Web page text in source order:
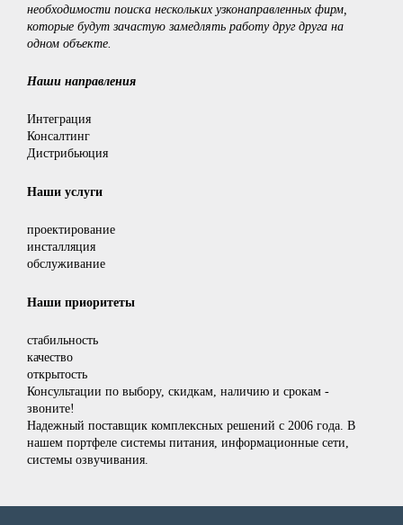
необходимости поиска нескольких узконаправленных фирм,
которые будут зачастую замедлять работу друг друга на
одном объекте.
Наши направления
Интеграция
Консалтинг
Дистрибьюция
Наши услуги
проектирование
инсталляция
обслуживание
Наши приоритеты
стабильность
качество
открытость
Консультации по выбору, скидкам, наличию и срокам -
звоните!
Надежный поставщик комплексных решений с 2006 года. В
нашем портфеле системы питания, информационные сети,
системы озвучивания.